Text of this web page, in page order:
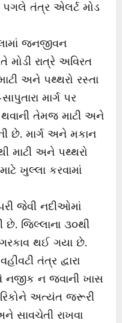
પગલે તંત્ર એલર્ટ મોડ
જનજીવન
મોડી રાત્રે અવિરત
અને પથ્થરો રસ્તા
માર્ગ પર
થવાની તેમજ માટી અને
છે. માર્ગ અને મકાન
માટી અને પથ્થરો
ખુલ્લા કરવામાં
જેવી નદીઓમાં
જિલ્લાના ૩૦થી
થઈ ગયા છે.
તંત્ર દ્વારા
નજીક ન જવાની ખાસ
અત્યંત જરૂરી
સાવચેતી રાખવા